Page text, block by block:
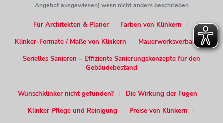
Angebot ausgewiesen) wenn nicht anders beschrieben
Für Architekten & Planer
Farben von Klinkern
Klinker-Formate / Maße von Klinkern
Mauerwerksverband
Serielles Sanieren – Effiziente Sanierungskonzepte für den
Gebäudebestand
Wunschklinker nicht gefunden?
Die Wirkung der Fugen
Klinker Pflege und Reinigung
Preise von Klinkern